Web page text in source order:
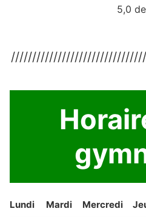
5,0
Lundi Mardi Mercredi